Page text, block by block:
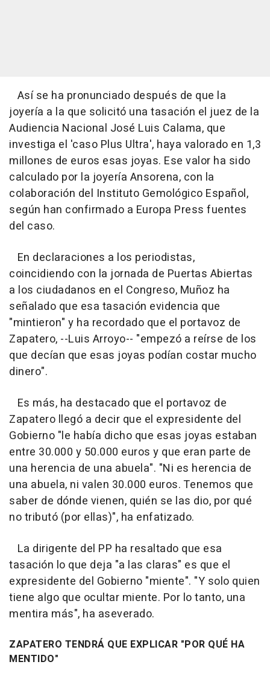
Así se ha pronunciado después de que la
joyería a la que solicitó una tasación el juez de la
Audiencia Nacional José Luis Calama, que
investiga el 'caso Plus Ultra', haya valorado en 1,3
millones de euros esas joyas. Ese valor ha sido
calculado por la joyería Ansorena, con la
colaboración del Instituto Gemológico Español,
según han confirmado a Europa Press fuentes
del caso.
En declaraciones a los periodistas,
coincidiendo con la jornada de Puertas Abiertas
a los ciudadanos en el Congreso, Muñoz ha
señalado que esa tasación evidencia que
"mintieron" y ha recordado que el portavoz de
Zapatero, --Luis Arroyo-- "empezó a reírse de los
que decían que esas joyas podían costar mucho
dinero".
Es más, ha destacado que el portavoz de
Zapatero llegó a decir que el expresidente del
Gobierno "le había dicho que esas joyas estaban
entre 30.000 y 50.000 euros y que eran parte de
una herencia de una abuela". "Ni es herencia de
una abuela, ni valen 30.000 euros. Tenemos que
saber de dónde vienen, quién se las dio, por qué
no tributó (por ellas)", ha enfatizado.
La dirigente del PP ha resaltado que esa
tasación lo que deja "a las claras" es que el
expresidente del Gobierno "miente". "Y solo quien
tiene algo que ocultar miente. Por lo tanto, una
mentira más", ha aseverado.
ZAPATERO TENDRÁ QUE EXPLICAR "POR QUÉ HA
MENTIDO"